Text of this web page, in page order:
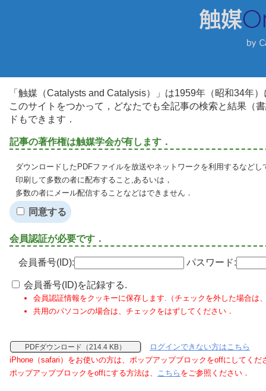
「触媒（Catalysts and Catalysis）」は1959年（昭和34年
このサイトをつかって，どなたでも全記事の検索と結果（
ドもできます．
記事の著作権は触媒学会が有します．
ダウンロードしたPDFファイルを放送やネットワークを利用するなど
印刷して多数の者に配布すること,あるいは，
多数の者にメール配信することなどはできません．
同意する
会員認証が必要です．
会員番号(ID): パスワード:
会員番号(ID)を記録する.
会員認証情報をクッキーに保存します.（チェックを外した場合は
共用のパソコンの場合は、チェックをはずしてください．
PDFダウンロード（214.4 KB）
ログインできない方はこちら
iPhone（safari）をお使いの方は、ポップアップブロックをoffにしてくだ
ポップアップブロックをoffにする方法は、 こちら をご参照ください．